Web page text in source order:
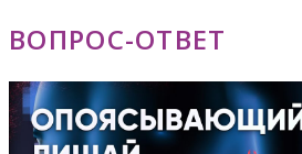
ВОПРОС-ОТВЕТ